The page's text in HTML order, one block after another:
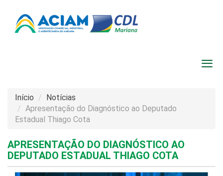
Início
Notícias
Apresentação do Diagnóstico ao Deputado
Estadual Thiago Cota
APRESENTAÇÃO DO DIAGNÓSTICO AO
DEPUTADO ESTADUAL THIAGO COTA